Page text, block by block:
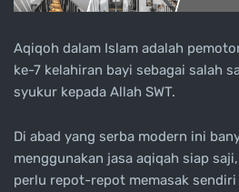
Aqiqoh dalam Islam adalah
ke-7 kelahiran bayi sebagai salah
syukur kepada Allah SWT.
Di abad yang serba modern ini
menggunakan jasa aqiqah siap
perlu repot-repot memasak